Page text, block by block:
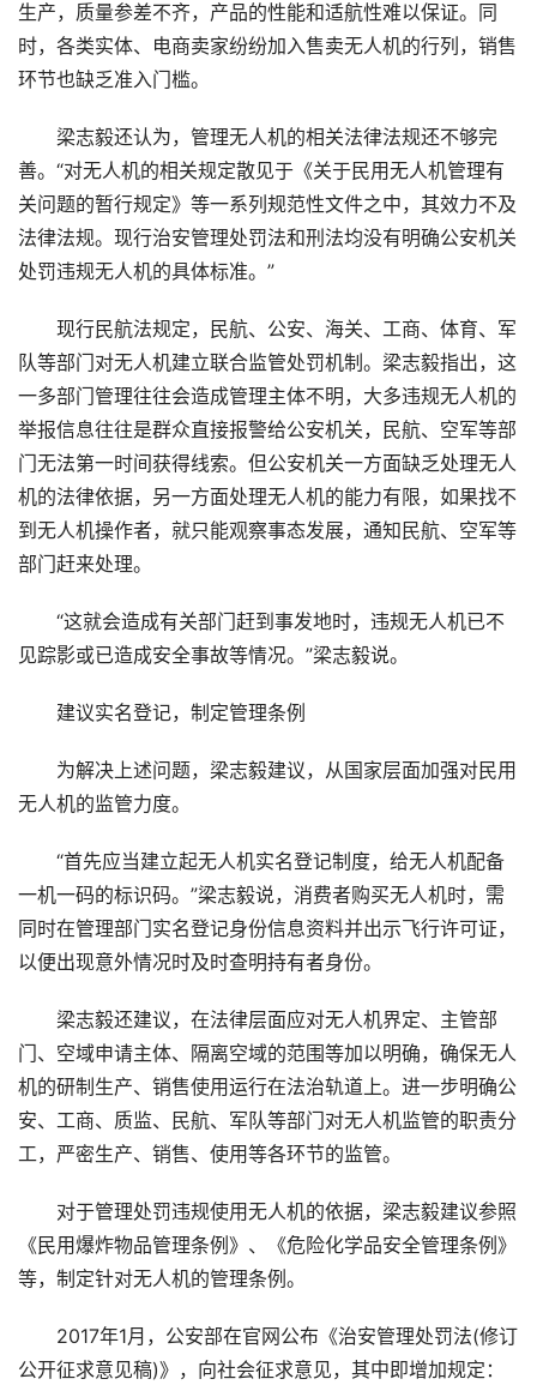
生产，质量参差不齐，产品的性能和适航性难以保证。同
时，各类实体、电商卖家纷纷加入售卖无人机的行列，销售
环节也缺乏准入门槛。
梁志毅还认为，管理无人机的相关法律法规还不够完
善。“对无人机的相关规定散见于《关于民用无人机管理有
关问题的暂行规定》等一系列规范性文件之中，其效力不及
法律法规。现行治安管理处罚法和刑法均没有明确公安机关
处罚违规无人机的具体标准。”
现行民航法规定，民航、公安、海关、工商、体育、军
队等部门对无人机建立联合监管处罚机制。梁志毅指出，这
一多部门管理往往会造成管理主体不明，大多违规无人机的
举报信息往往是群众直接报警给公安机关，民航、空军等部
门无法第一时间获得线索。但公安机关一方面缺乏处理无人
机的法律依据，另一方面处理无人机的能力有限，如果找不
到无人机操作者，就只能观察事态发展，通知民航、空军等
部门赶来处理。
“这就会造成有关部门赶到事发地时，违规无人机已不
见踪影或已造成安全事故等情况。”梁志毅说。
建议实名登记，制定管理条例
为解决上述问题，梁志毅建议，从国家层面加强对民用
无人机的监管力度。
“首先应当建立起无人机实名登记制度，给无人机配备
一机一码的标识码。”梁志毅说，消费者购买无人机时，需
同时在管理部门实名登记身份信息资料并出示飞行许可证，
以便出现意外情况时及时查明持有者身份。
梁志毅还建议，在法律层面应对无人机界定、主管部
门、空域申请主体、隔离空域的范围等加以明确，确保无人
机的研制生产、销售使用运行在法治轨道上。进一步明确公
安、工商、质监、民航、军队等部门对无人机监管的职责分
工，严密生产、销售、使用等各环节的监管。
对于管理处罚违规使用无人机的依据，梁志毅建议参照
《民用爆炸物品管理条例》、《危险化学品安全管理条例》
等，制定针对无人机的管理条例。
2017年1月，公安部在官网公布《治安管理处罚法(修订
公开征求意见稿)》，向社会征求意见，其中即增加规定：